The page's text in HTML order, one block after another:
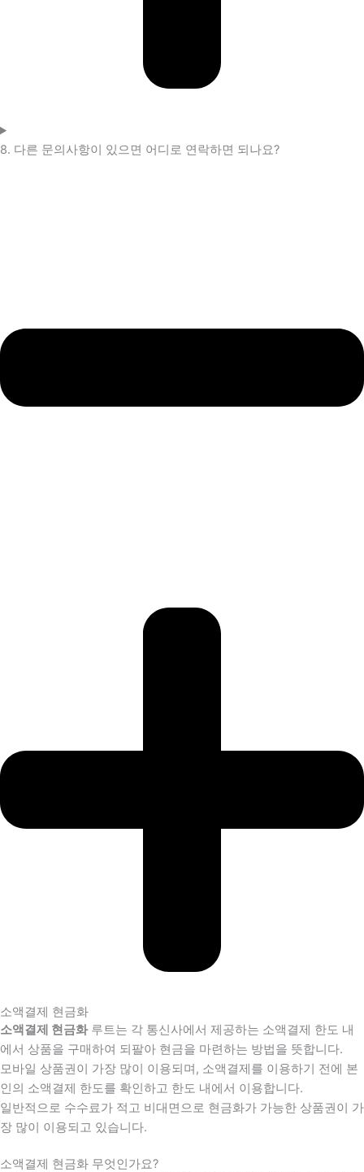
8. 다른 문의사항이 있으면 어디로 연락하면 되나요?
소액결제 현금화
소액결제 현금화루트는 각 통신사에서 제공하는 소액결제 한도 내
에서 상품을 구매하여 되팔아 현금을 마련하는 방법을 뜻합니다.
모바일 상품권이 가장 많이 이용되며, 소액결제를 이용하기 전에 본
인의 소액결제 한도를 확인하고 한도 내에서 이용합니다.
일반적으로 수수료가 적고 비대면으로 현금화가 가능한 상품권이 가
장 많이 이용되고 있습니다.
소액결제 현금화 무엇인가요?